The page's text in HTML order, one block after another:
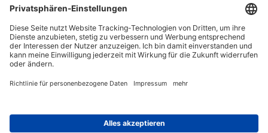
PsychJOB PsychJOB
Hogrefe
Verlag
Hogrefe
Verlag